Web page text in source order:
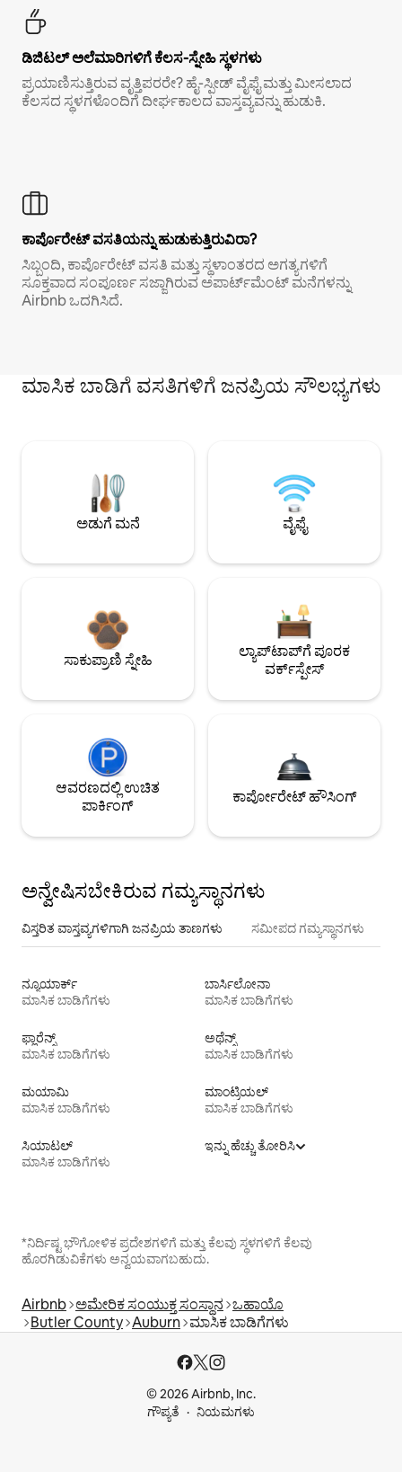
ಡಿಜಿಟಲ್ ಅಲೆಮಾರಿಗಳಿಗೆ ಕೆಲಸ-ಸ್ನೇಹಿ ಸ್ಥಳಗಳು
ಪ್ರಯಾಣಿಸುತ್ತಿರುವ ವೃತ್ತಿಪರರೇ? ಹೈ-ಸ್ಪೀಡ್ ವೈಫೈ ಮತ್ತು ಮೀಸಲಾದ
ಕೆಲಸದ ಸ್ಥಳಗಳೊಂದಿಗೆ ದೀರ್ಘಕಾಲದ ವಾಸ್ತವ್ಯವನ್ನು ಹುಡುಕಿ.
ಕಾರ್ಪೊರೇಟ್ ವಸತಿಯನ್ನು ಹುಡುಕುತ್ತಿರುವಿರಾ?
ಸಿಬ್ಬಂದಿ, ಕಾರ್ಪೊರೇಟ್ ವಸತಿ ಮತ್ತು ಸ್ಥಳಾಂತರದ ಅಗತ್ಯಗಳಿಗೆ
ಸೂಕ್ತವಾದ ಸಂಪೂರ್ಣ ಸಜ್ಜಾಗಿರುವ ಅಪಾರ್ಟ್‌ಮೆಂಟ್ ಮನೆಗಳನ್ನು
Airbnb ಒದಗಿಸಿದೆ.
ಮಾಸಿಕ ಬಾಡಿಗೆ ವಸತಿಗಳಿಗೆ ಜನಪ್ರಿಯ ಸೌಲಭ್ಯಗಳು
ಅಡುಗೆ ಮನೆ ವೈಫೈ
ಸಾಕುಪ್ರಾಣಿ ಸ್ನೇಹಿ
ಲ್ಯಾಪ್‌ಟಾಪ್‌ಗೆ ಪೂರಕ
ವರ್ಕ್‌ಸ್ಪೇಸ್
ಆವರಣದಲ್ಲಿ ಉಚಿತ
ಪಾರ್ಕಿಂಗ್
ಕಾರ್ಪೋರೇಟ್ ಹೌಸಿಂಗ್
ಅನ್ವೇಷಿಸಬೇಕಿರುವ ಗಮ್ಯಸ್ಥಾನಗಳು
ವಿಸ್ತರಿತ ವಾಸ್ತವ್ಯಗಳಿಗಾಗಿ ಜನಪ್ರಿಯ ತಾಣಗಳು ಸಮೀಪದ ಗಮ್ಯಸ್ಥಾನಗಳು
ನ್ಯೂಯಾರ್ಕ್
ಮಾಸಿಕ ಬಾಡಿಗೆಗಳು
ಬಾರ್ಸಿಲೋನಾ
ಮಾಸಿಕ ಬಾಡಿಗೆಗಳು
ಫ್ಲಾರೆನ್ಸ್
ಮಾಸಿಕ ಬಾಡಿಗೆಗಳು
ಅಥೆನ್ಸ್
ಮಾಸಿಕ ಬಾಡಿಗೆಗಳು
ಮಯಾಮಿ
ಮಾಸಿಕ ಬಾಡಿಗೆಗಳು
ಮಾಂಟ್ರಿಯಲ್
ಮಾಸಿಕ ಬಾಡಿಗೆಗಳು
ಸಿಯಾಟಲ್
ಮಾಸಿಕ ಬಾಡಿಗೆಗಳು
ಇನ್ನು ಹೆಚ್ಚು ತೋರಿಸಿ
*ನಿರ್ದಿಷ್ಟ ಭೌಗೋಳಿಕ ಪ್ರದೇಶಗಳಿಗೆ ಮತ್ತು ಕೆಲವು ಸ್ಥಳಗಳಿಗೆ ಕೆಲವು
ಹೊರಗಿಡುವಿಕೆಗಳು ಅನ್ವಯವಾಗಬಹುದು.
Airbnb ಅಮೇರಿಕ ಸಂಯುಕ್ತ ಸಂಸ್ಥಾನ ಒಹಾಯೊ
Butler County Auburn ಮಾಸಿಕ ಬಾಡಿಗೆಗಳು
© 2026 Airbnb, Inc.
ಗೌಪ್ಯತೆ
ನಿಯಮಗಳು